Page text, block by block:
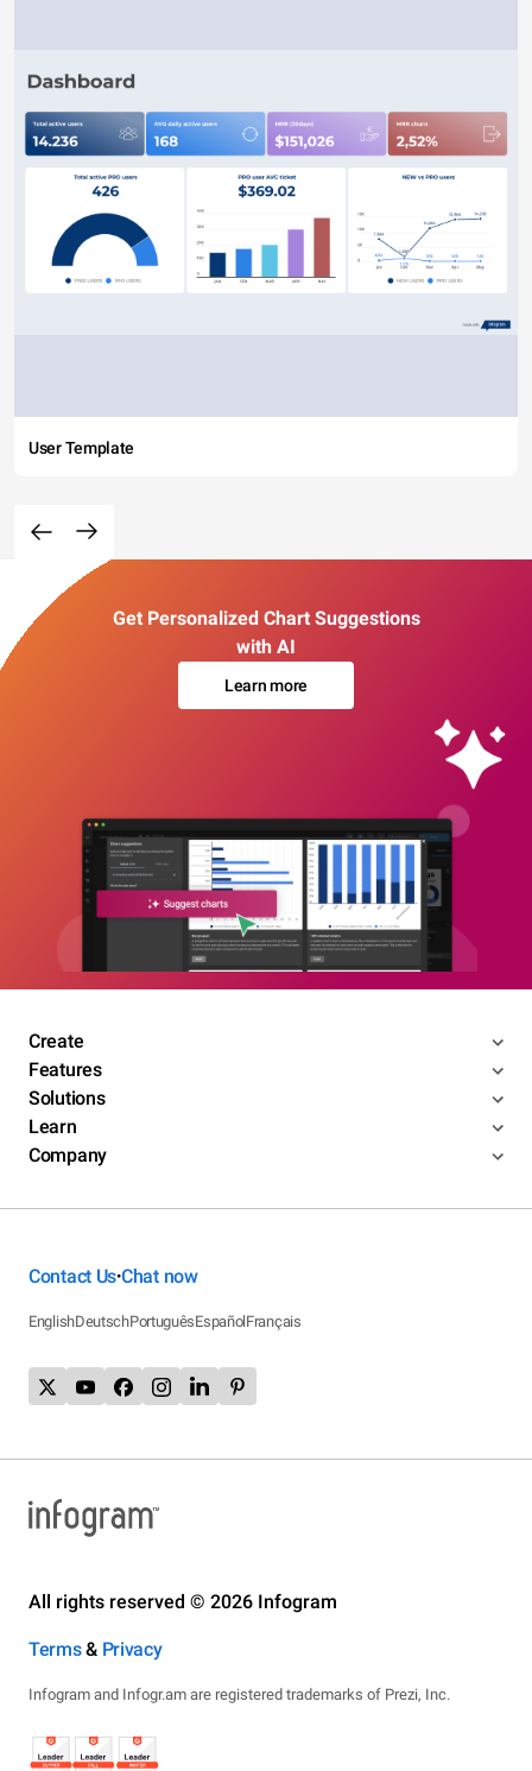
User Template
Get Personalized Chart Suggestions
with AI
Learn more
Create
Features
Solutions
Learn
Company
Contact Us•Chat now
EnglishDeutschPortuguêsEspañolFrançais
All rights reserved © 2026 Infogram
Terms& Privacy
Infogram and Infogr.am are registered trademarks of Prezi, Inc.